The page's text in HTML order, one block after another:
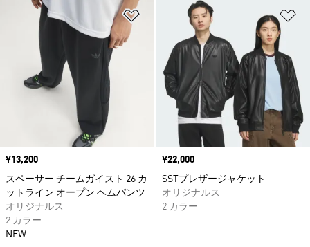
ほしいものリストに追加
価格
¥13,200
スペーサー チームガイスト 26 カ
ットライン オープン ヘムパンツ
オリジナルス
2 カラー
NEW
価格
¥22,000
SSTプレザージャケット
オリジナルス
2 カラー